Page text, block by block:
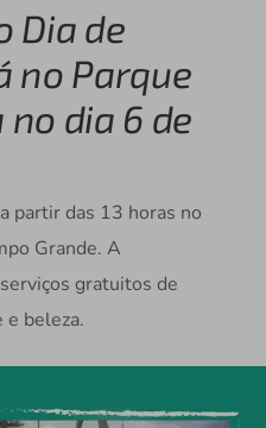
Dia de
no Parque
dia 6 de
partir das 13 horas no
Grande. A
gratuitos de
e beleza.